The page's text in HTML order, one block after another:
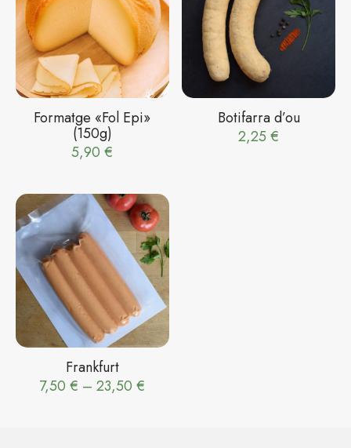
Formatge «Fol Epi»
(150g)
5,90€
Botifarra d’ou
2,25€
Frankfurt
7,50€ – 23,50€